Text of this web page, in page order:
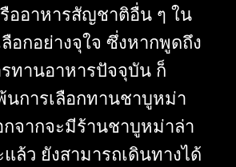
ออาหารสัญชาติอื่น ๆ ใน
อกอย่างจุใจ ซึ่งหากพูดถึง
ทานอาหารปัจจุบัน ก็
การเลือกทานชาบูหม่า
กจากจะมีร้านชาบูหม่าล่า
แล้ว ยังสามารถเดินทางได้